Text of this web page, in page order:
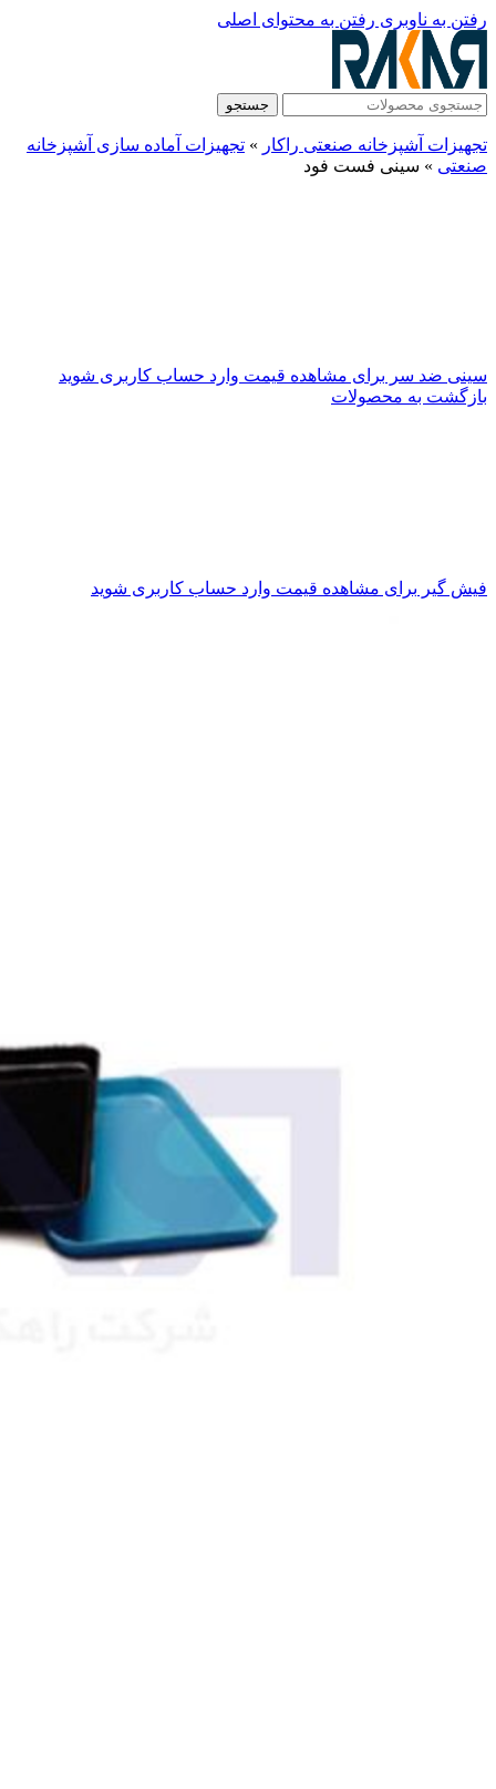
رفتن به ناوبری رفتن به محتوای اصلی
جستجو
تجهیزات آشپزخانه صنعتی راکار » تجهیزات آماده سازی آشپزخانه
صنعتی » سینی فست فود
سینی ضد سر برای مشاهده قیمت وارد حساب کاربری شوید
بازگشت به محصولات
فیش گیر برای مشاهده قیمت وارد حساب کاربری شوید